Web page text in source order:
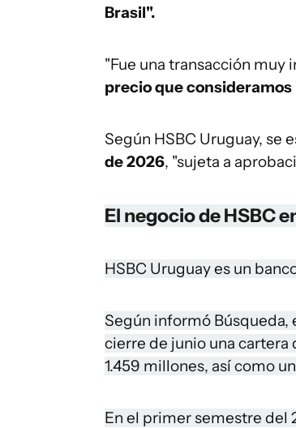
Brasil".
"Fue una transacción muy
precio que
Según HSBC Uruguay, se
de 2026, "sujeta a
El negocio de HSBC
HSBC Uruguay es un
Según informó Búsqueda,
cierre de junio una cartera
1.459 millones, así como un
En el primer semestre del